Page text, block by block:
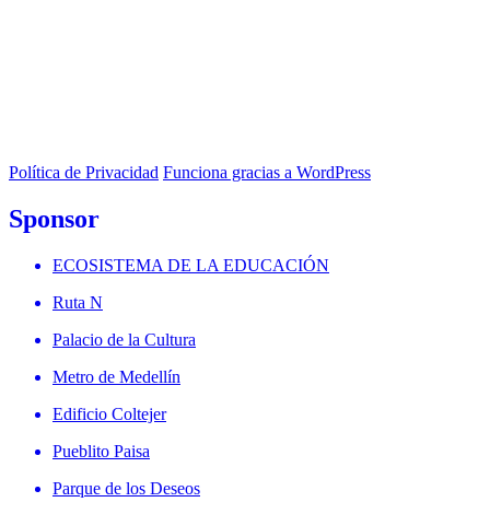
Política de Privacidad Funciona gracias a WordPress
Sponsor
ECOSISTEMA DE LA EDUCACIÓN
Ruta N
Palacio de la Cultura
Metro de Medellín
Edificio Coltejer
Pueblito Paisa
Parque de los Deseos